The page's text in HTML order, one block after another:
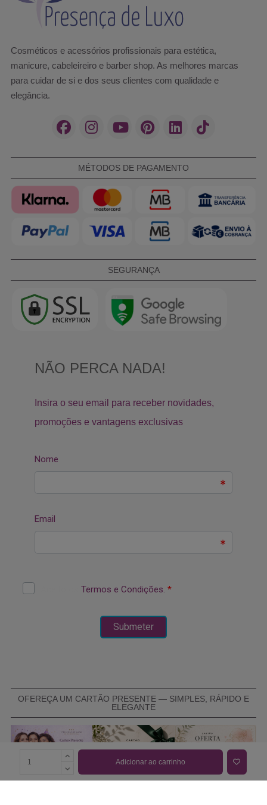
Adicionar ao carrinho
Cosméticos e acessórios profissionais para estética,
manicure, cabeleireiro e barber shop. As melhores marcas
para cuidar de si e dos seus clientes com qualidade e
elegância.
MÉTODOS DE PAGAMENTO
SEGURANÇA
OFEREÇA UM CARTÃO PRESENTE — SIMPLES, RÁPIDO E
ELEGANTE